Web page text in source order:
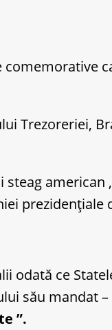
Trezoreriei,
american
prezidențiale
odată ce
său mandat
”.